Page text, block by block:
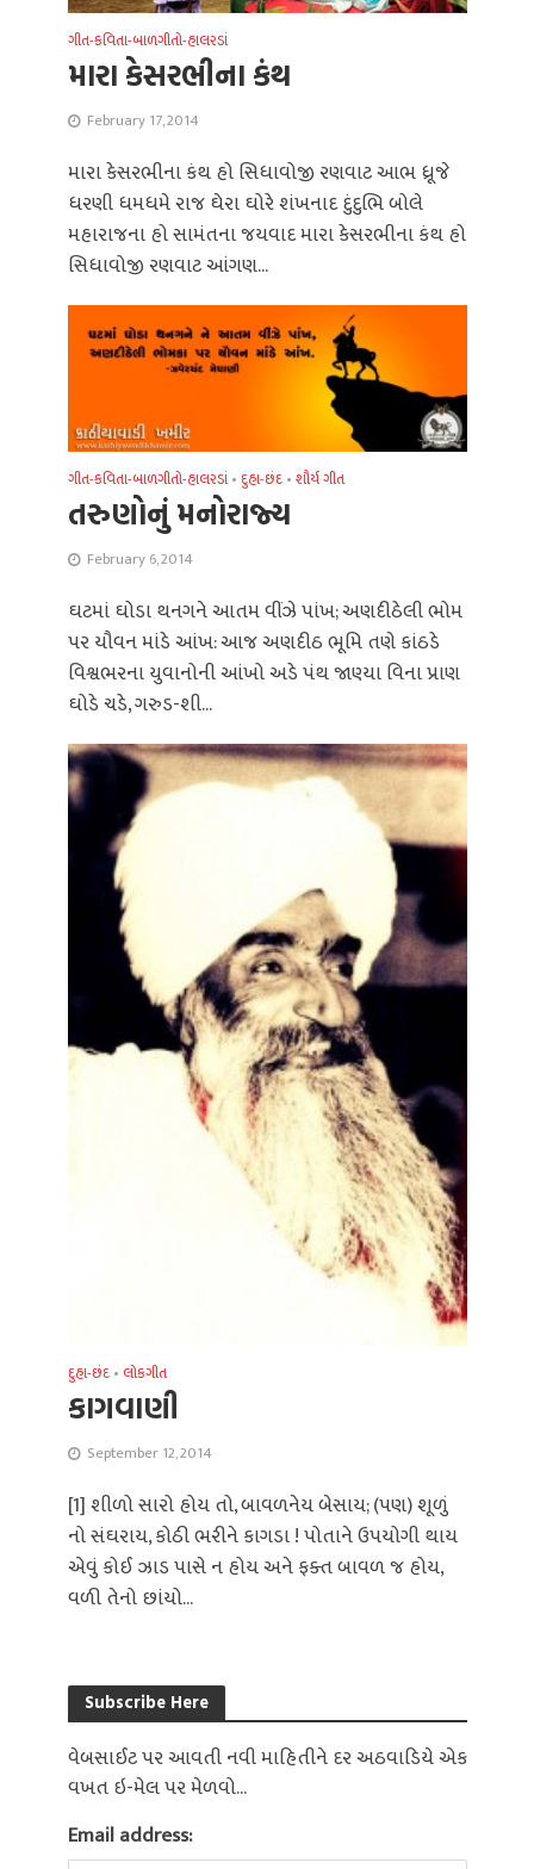
ગીત-કવિતા-બાળગીતો-હાલરડાં
મારા કેસરભીના કંથ
February 17, 2014
મારા કેસરભીના કંથ હો સિધાવોજી રણવાટ આભ ધ્રૂજે
ધરણી ધમધમે રાજ ઘેરા ઘોરે શંખનાદ દુંદુભિ બોલે
મહારાજના હો સામંતના જયવાદ મારા કેસરભીના કંથ હો
સિધાવોજી રણવાટ આંગણ...
ગીત-કવિતા-બાળગીતો-હાલરડાં • દુહા-છંદ •શૌર્ય ગીત
તરુણોનું મનોરાજ્ય
February 6, 2014
ઘટમાં ઘોડા થનગને આતમ વીંઝે પાંખ; અણદીઠેલી ભોમ
પર યૌવન માંડે આંખ: આજ અણદીઠ ભૂમિ તણે કાંઠડે
વિશ્વભરના યુવાનોની આંખો અડે પંથ જાણ્યા વિના પ્રાણ
ઘોડે ચડે, ગરુડ-શી...
દુહા-છંદ • લોકગીત
કાગવાણી
September 12, 2014
[1] શીળો સારો હોય તો, બાવળનેય બેસાય; (પણ) શૂળું
નો સંઘરાય, કોઠી ભરીને કાગડા ! પોતાને ઉપયોગી થાય
એવું કોઈ ઝાડ પાસે ન હોય અને ફક્ત બાવળ જ હોય,
વળી તેનો છાંયો...
Subscribe Here
વેબસાઈટ પર આવતી નવી માહિતીને દર અઠવાડિયે એક
વખત ઇ-મેલ પર મેળવો...
Email address: